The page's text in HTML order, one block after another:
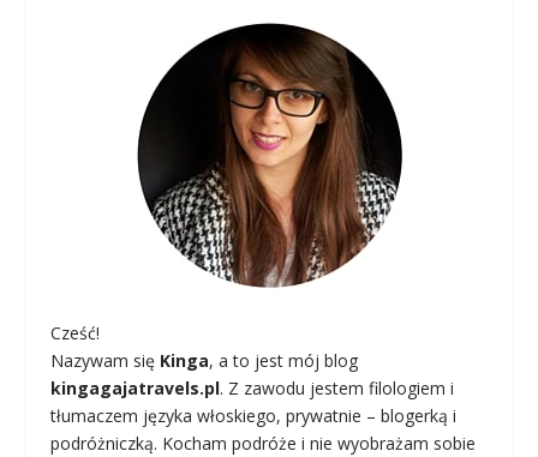
Cześć!
Nazywam się Kinga, a to jest mój blog
kingagajatravels.pl. Z zawodu jestem filologiem i
tłumaczem języka włoskiego, prywatnie – blogerką i
podróżniczką. Kocham podróże i nie wyobrażam sobie